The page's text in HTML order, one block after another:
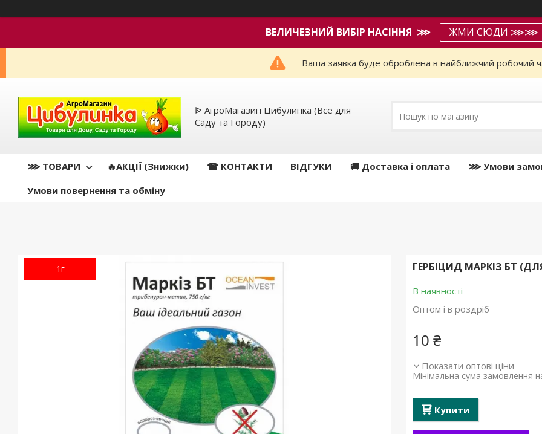
ВЕЛИЧЕЗНИЙ ВИБІР НАСІННЯ ⋙ ЖМИ СЮДИ ⋙⋙
Ваша заявка буде оброблена в найближчий робочий
ᐉ АгроМагазин Цибулинка (Все для
Саду та Городу)
⋙ ТОВАРИ 🔥АКЦІЇ (Знижки) ☎ КОНТАКТИ ВІДГУКИ 🚚 Доставка і оплата ⋙ Умови
Умови повернення та обміну
1г ГЕРБІЦИД МАРКІЗ БТ
В наявності
Оптом і в роздріб
10 ₴
Показати оптові ціни
Мінімальна сума замовлення
Купити